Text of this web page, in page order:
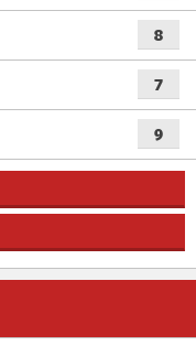
8
7
9